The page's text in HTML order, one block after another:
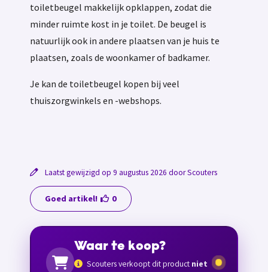
toiletbeugel makkelijk opklappen, zodat die
minder ruimte kost in je toilet. De beugel is
natuurlijk ook in andere plaatsen van je huis te
plaatsen, zoals de woonkamer of badkamer.
Je kan de toiletbeugel kopen bij veel
thuiszorgwinkels en -webshops.
Laatst gewijzigd op 9 augustus 2026 door Scouters
Goed artikel! 0
Waar te koop?
Scouters verkoopt dit product niet